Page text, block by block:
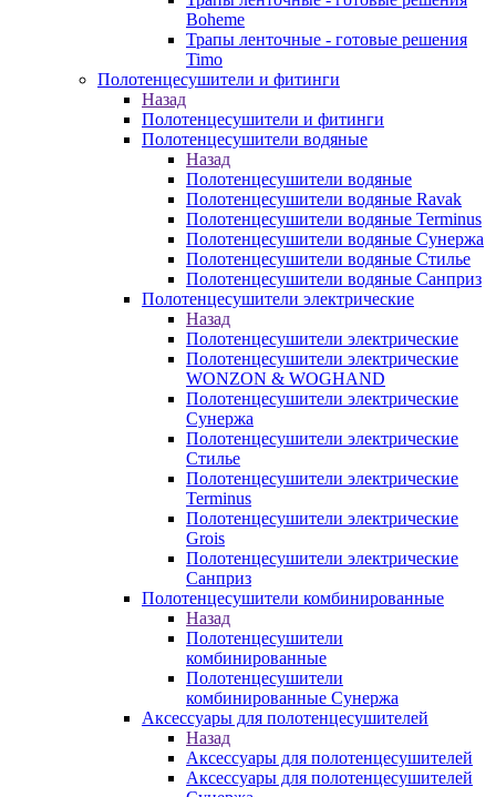
Boheme
Трапы ленточные - готовые решения
Timo
Полотенцесушители и фитинги
Назад
Полотенцесушители и фитинги
Полотенцесушители водяные
Назад
Полотенцесушители водяные
Полотенцесушители водяные Ravak
Полотенцесушители водяные Terminus
Полотенцесушители водяные Сунержа
Полотенцесушители водяные Стилье
Полотенцесушители водяные Санприз
Полотенцесушители электрические
Назад
Полотенцесушители электрические
Полотенцесушители электрические
WONZON & WOGHAND
Полотенцесушители электрические
Сунержа
Полотенцесушители электрические
Стилье
Полотенцесушители электрические
Terminus
Полотенцесушители электрические
Grois
Полотенцесушители электрические
Санприз
Полотенцесушители комбинированные
Назад
Полотенцесушители
комбинированные
Полотенцесушители
комбинированные Сунержа
Аксессуары для полотенцесушителей
Назад
Аксессуары для полотенцесушителей
Аксессуары для полотенцесушителей